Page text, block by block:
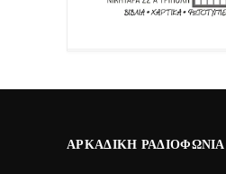
ΑΡΚΑΔΙΚΉ